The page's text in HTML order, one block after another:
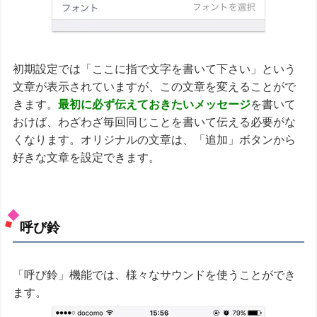
初期設定では「ここに指で文字を書いて下さい」という
文章が表示されていますが、この文章を変えることがで
きます。最初に必ず伝えておきたいメッセージを書いて
おけば、わざわざ毎回同じことを書いて伝える必要がな
くなります。オリジナルの文章は、「追加」ボタンから
好きな文章を設定できます。
呼び鈴
「呼び鈴」機能では、様々なサウンドを使うことができ
ます。